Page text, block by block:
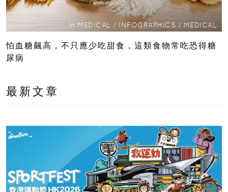
In MEDICAL / INFOGRAPHICS/MEDICAL
怕血糖飆高，不只應少吃甜食，這類食物常吃恐得糖
尿病
最新文章